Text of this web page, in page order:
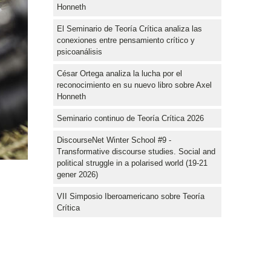
Honneth
El Seminario de Teoría Crítica analiza las
conexiones entre pensamiento crítico y
psicoanálisis
César Ortega analiza la lucha por el
reconocimiento en su nuevo libro sobre Axel
Honneth
Seminario continuo de Teoría Crítica 2026
DiscourseNet Winter School #9 -
Transformative discourse studies. Social and
political struggle in a polarised world (19-21
gener 2026)
VII Simposio Iberoamericano sobre Teoría
Crítica